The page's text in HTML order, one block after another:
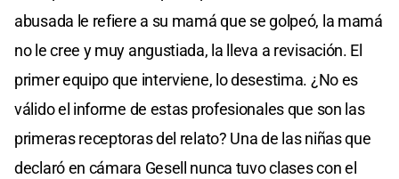
abusada le refiere a su mamá que se golpeó, la mamá
no le cree y muy angustiada, la lleva a revisación. El
primer equipo que interviene, lo desestima. ¿No es
válido el informe de estas profesionales que son las
primeras receptoras del relato? Una de las niñas que
declaró en cámara Gesell nunca tuvo clases con el